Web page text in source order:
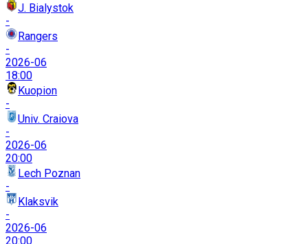
J. Bialystok
-
Rangers
-
2026-06
18:00
Kuopion
-
Univ. Craiova
-
2026-06
20:00
Lech Poznan
-
Klaksvik
-
2026-06
20:00